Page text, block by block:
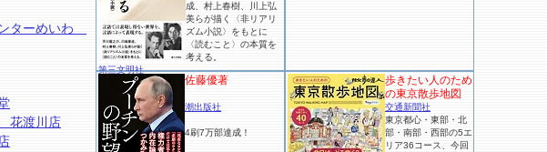
ターめいわ
花渡川店
成、村上春樹、川上弘
美らが描く〈非リアリ
ズム小説〉をもとに
〈読むこと〉の本質を
考える。
第三文明社
佐藤優著
潮出版社
4刷7万部達成！
歩きたい人のため
の東京散歩地図
交通新聞社
東京都心・東部・北
部・南部・西部の5エ
リア36コース、今回